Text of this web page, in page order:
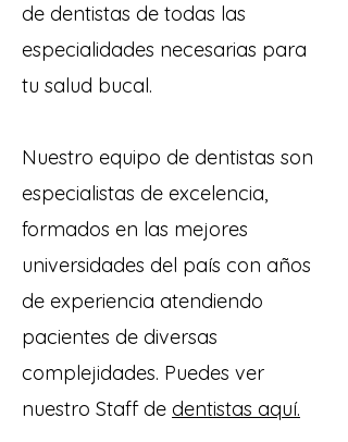
de dentistas de todas las
especialidades necesarias para
tu salud bucal.
Nuestro equipo de dentistas son
especialistas de excelencia,
formados en las mejores
universidades del país con años
de experiencia atendiendo
pacientes de diversas
complejidades. Puedes ver
nuestro Staff de dentistas aquí.